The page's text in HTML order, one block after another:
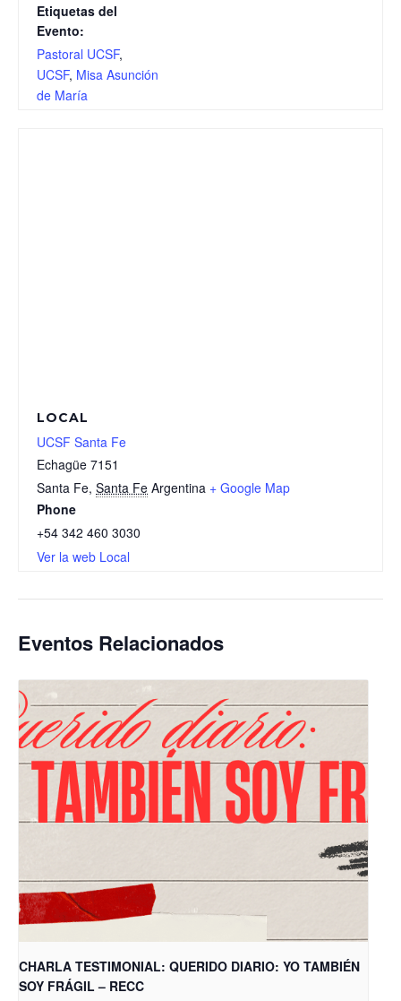
Etiquetas del
Evento:
Pastoral UCSF,
UCSF, Misa Asunción
de María
LOCAL
UCSF Santa Fe
Echagüe 7151
Santa Fe, Santa Fe Argentina + Google Map
Phone
+54 342 460 3030
Ver la web Local
Eventos Relacionados
CHARLA TESTIMONIAL: QUERIDO DIARIO: YO TAMBIÉN
SOY FRÁGIL – RECC